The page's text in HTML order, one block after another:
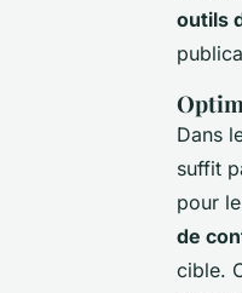
outils
Dans
suffit
pour
de
cible.